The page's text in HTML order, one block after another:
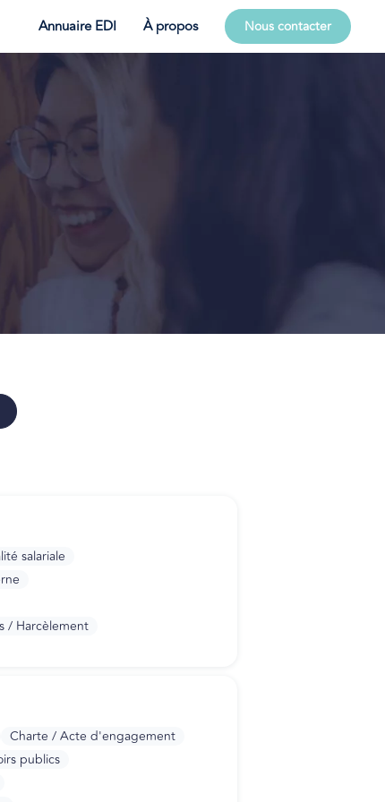
Annuaire EDI À propos Nous contacter
salariale
/ Harcèlement
Charte / Acte d'engagement
publics